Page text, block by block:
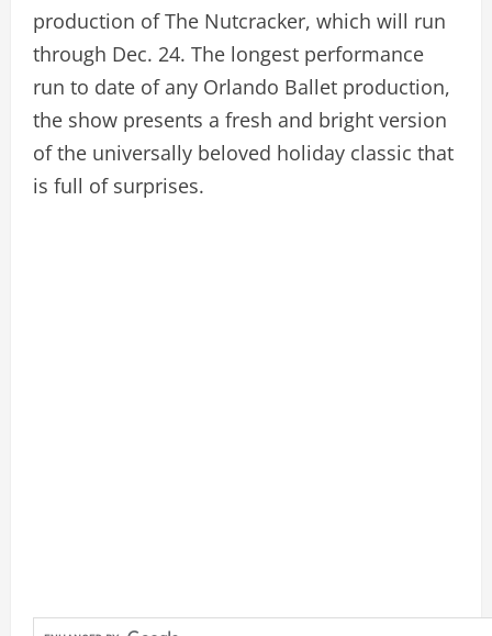
production of The Nutcracker, which will run
through Dec. 24. The longest performance
run to date of any Orlando Ballet production,
the show presents a fresh and bright version
of the universally beloved holiday classic that
is full of surprises.